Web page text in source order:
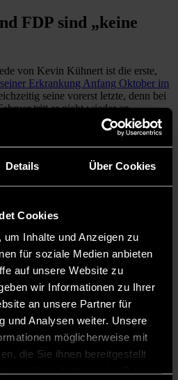
Details Über Cookies
Cookies
Inhalte und Anzeigen zu
für soziale Medien anbieten
auf unsere Website zu
wir Informationen zu Ihrer
an unsere Partner für
und Analysen weiter. Unsere
möglicherweise mit
die Sie ihnen bereitgestellt
FDP sind „keine
von Kevin Kühnert ist die erste,
Erkrankung Anfang Oktober im
seine vorerst letzte, denn bei
tritt er nicht wieder an,
Gründen. „Jedes einzelne Wort“
„sehr am Herzen“, sagt Kühnert
ist dabei sichtbar: Kühnerts Hände